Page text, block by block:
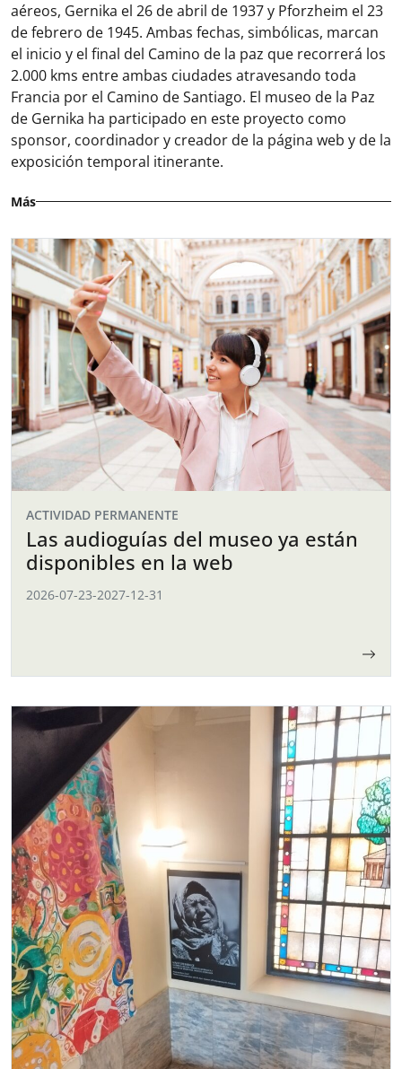
aéreos, Gernika el 26 de abril de 1937 y Pforzheim el 23
de febrero de 1945. Ambas fechas, simbólicas, marcan
el inicio y el final del Camino de la paz que recorrerá los
2.000 kms entre ambas ciudades atravesando toda
Francia por el Camino de Santiago. El museo de la Paz
de Gernika ha participado en este proyecto como
sponsor, coordinador y creador de la página web y de la
exposición temporal itinerante.
Más
ACTIVIDAD PERMANENTE
Las audioguías del museo ya están
disponibles en la web
2026-07-23-2027-12-31